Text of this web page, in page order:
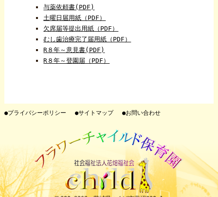
与薬依頼書(PDF)
土曜日届用紙（PDF）
欠席届等提出用紙（PDF）
むし歯治療完了届用紙（PDF）
R８年～意見書(PDF)
R８年～登園届（PDF）
●プライバシーポリシー ●サイトマップ ●お問い合わせ